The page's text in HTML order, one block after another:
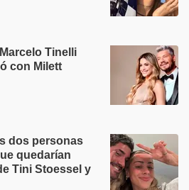
Tinelli
con Milett
dos personas
quedarían
Tini Stoessel y